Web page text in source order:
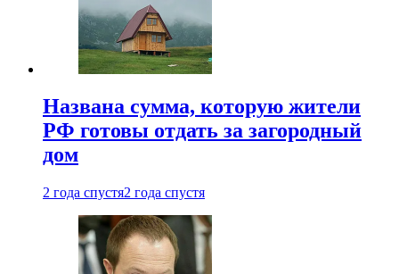
Названа сумма, которую жители
РФ готовы отдать за загородный
дом
2 года спустя2 года спустя